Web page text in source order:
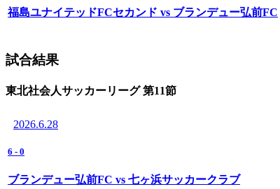
福島ユナイテッドFCセカンド vs ブランデュー弘前FC
試合結果
東北社会人サッカーリーグ 第11節
2026.6.28
6 - 0
ブランデュー弘前FC vs 七ヶ浜サッカークラブ